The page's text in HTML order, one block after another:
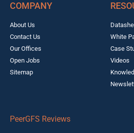
COMPANY
About Us
Contact Us
Our Offices
Open Jobs
Sitemap
White
Case
Videos
PeerGFS Reviews